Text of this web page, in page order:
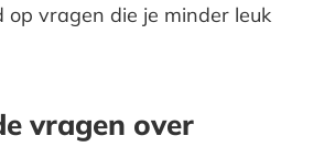
op vragen die je minder leuk
vragen over